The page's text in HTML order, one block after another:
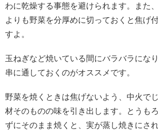
わに乾燥する事態を避けられます。また
よりも野菜を分厚めに切っておくと焦げ
すよ。
玉ねぎなど焼いている間にバラバラにな
串に通しておくのがオススメです。
野菜を焼くときは焦げないよう、中火で
材そのものの味を引き出します。とうも
ずにそのまま焼くと、実が蒸し焼きにさ